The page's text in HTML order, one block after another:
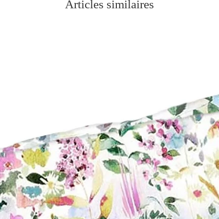
Articles similaires